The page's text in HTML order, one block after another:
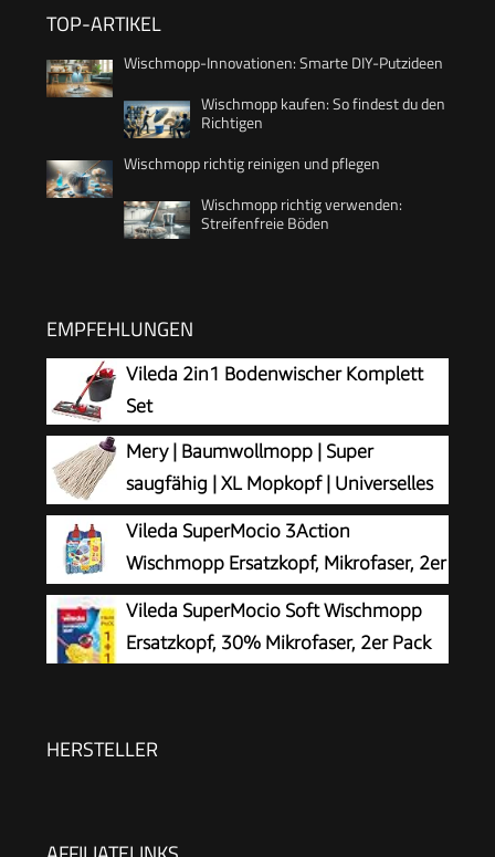
TOP-ARTIKEL
Wischmopp-Innovationen: Smarte DIY-Putzideen
Wischmopp kaufen: So findest du den
Richtigen
Wischmopp richtig reinigen und pflegen
Wischmopp richtig verwenden:
Streifenfreie Böden
EMPFEHLUNGEN
Vileda 2in1 Bodenwischer Komplett
Set
Mery | Baumwollmopp | Super
saugfähig | XL Mopkopf | Universelles
Gewinde | Robuster Wischmopp |
Naturfarbe | 22 cm, Ekrü
Vileda SuperMocio 3Action
Wischmopp Ersatzkopf, Mikrofaser, 2er
Pack
Vileda SuperMocio Soft Wischmopp
Ersatzkopf, 30% Mikrofaser, 2er Pack
HERSTELLER